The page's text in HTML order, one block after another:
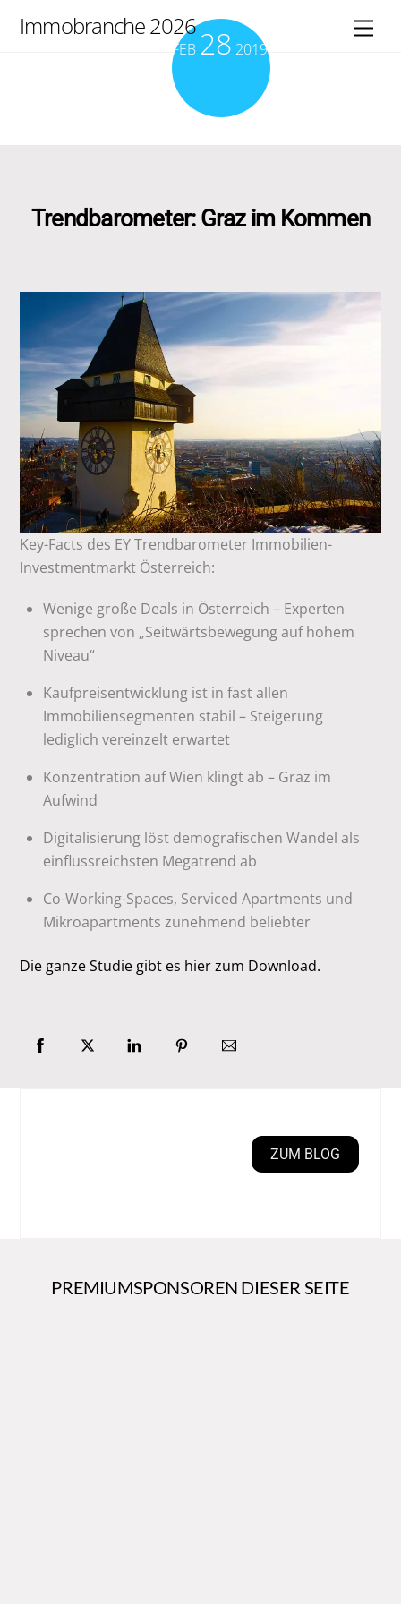
Immobranche 2026
FEB 28 2019
Trendbarometer: Graz im Kommen
Key-Facts des EY Trendbarometer Immobilien-
Investmentmarkt Österreich:
Wenige große Deals in Österreich – Experten
sprechen von „Seitwärtsbewegung auf hohem
Niveau“
Kaufpreisentwicklung ist in fast allen
Immobiliensegmenten stabil – Steigerung
lediglich vereinzelt erwartet
Konzentration auf Wien klingt ab – Graz im
Aufwind
Digitalisierung löst demografischen Wandel als
einflussreichsten Megatrend ab
Co-Working-Spaces, Serviced Apartments und
Mikroapartments zunehmend beliebter
Die ganze Studie gibt es hier zum Download.
ZUM BLOG
PREMIUMSPONSOREN DIESER SEITE